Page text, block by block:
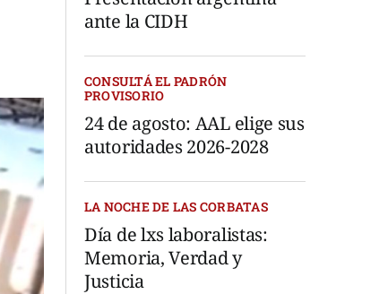
ante la CIDH
CONSULTÁ EL PADRÓN
PROVISORIO
24 de agosto: AAL elige sus
autoridades 2026-2028
LA NOCHE DE LAS CORBATAS
Día de lxs laboralistas:
Memoria, Verdad y
Justicia